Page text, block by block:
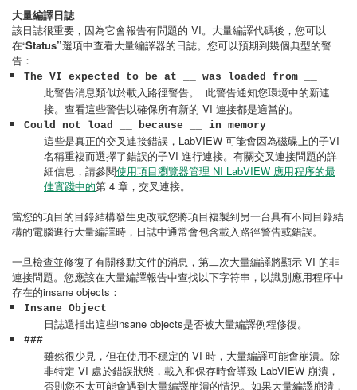
大量編譯日誌
該日誌很重要，因為它會報告有問題的 VI。大量編譯代碼後，您可以
在“Status”選項中查看大量編譯器的日誌。您可以預期到幾個典型的警
告：
The VI expected to be at __ was loaded from __
此警告消息類似於載入路徑警告。
此警告通知您環境中的新連
接。查看這些警告以確保所有新的 VI 連接都是適當的。
Could not load __ because __ in memory
這些是真正的交叉連接錯誤，LabVIEW 可能會因為磁碟上的子VI
名稱重複而選擇了錯誤的子VI 進行連接。有關交叉連接問題的詳
細信息，請參閱使用項目瀏覽器管理 NI LabVIEW 應用程序的最
佳實踐中的第 4 章，交叉連接。
當您的項目的目錄結構發生更改或您將項目複製到另一台具有不同目錄結
構的電腦進行大量編譯時，日誌中通常會包含載入路徑警告或錯誤。
一旦檢查並修復了有關移動文件的消息，第二次大量編譯將顯示 VI 的非
連接問題。您應該在大量編譯報告中查找以下字符串，以識別應用程序中
存在的insane objects：
Insane Object
日誌還指出這些insane objects是否被大量編譯例程修復。
###
雖然很少見，但在使用不穩定的 VI 時，大量編譯可能會崩潰。除
非特定 VI 處於錯誤狀態，載入和保存時會導致 LabVIEW 崩潰，
否則您不太可能會遇到大量編譯崩潰的情況。如果大量編譯崩潰，